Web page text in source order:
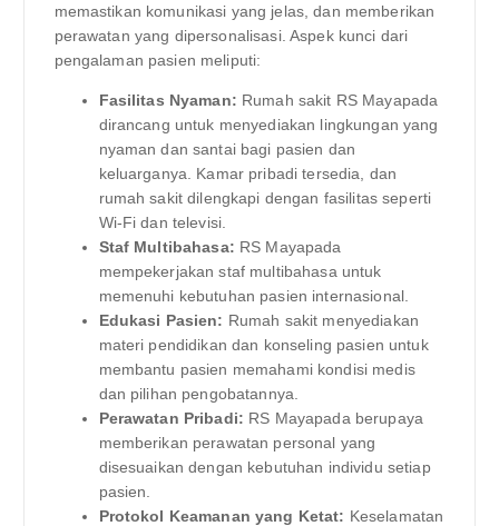
memastikan komunikasi yang jelas, dan memberikan
perawatan yang dipersonalisasi. Aspek kunci dari
pengalaman pasien meliputi:
Fasilitas Nyaman: Rumah sakit RS Mayapada
dirancang untuk menyediakan lingkungan yang
nyaman dan santai bagi pasien dan
keluarganya. Kamar pribadi tersedia, dan
rumah sakit dilengkapi dengan fasilitas seperti
Wi-Fi dan televisi.
Staf Multibahasa: RS Mayapada
mempekerjakan staf multibahasa untuk
memenuhi kebutuhan pasien internasional.
Edukasi Pasien: Rumah sakit menyediakan
materi pendidikan dan konseling pasien untuk
membantu pasien memahami kondisi medis
dan pilihan pengobatannya.
Perawatan Pribadi: RS Mayapada berupaya
memberikan perawatan personal yang
disesuaikan dengan kebutuhan individu setiap
pasien.
Protokol Keamanan yang Ketat: Keselamatan